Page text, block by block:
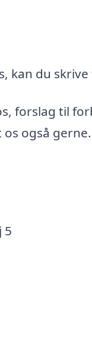
kan du
forslag til
også gerne.
5